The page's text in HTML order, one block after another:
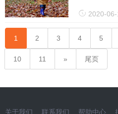
2020-06-
1 2 3 4 5
10 11 尾页
关于我们 联系我们 帮助中心